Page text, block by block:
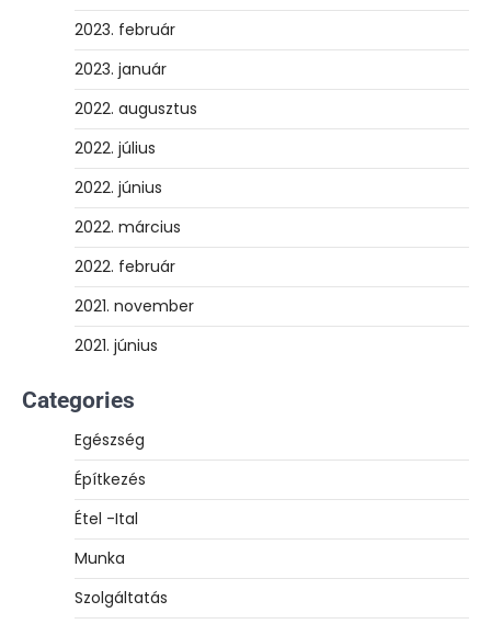
2023. február
2023. január
2022. augusztus
2022. július
2022. június
2022. március
2022. február
2021. november
2021. június
Categories
Egészség
Építkezés
Étel -Ital
Munka
Szolgáltatás